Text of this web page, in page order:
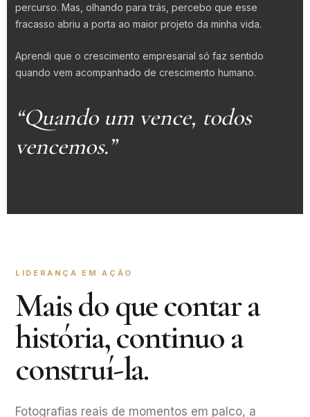
percurso. Mas, olhando para trás, percebo que esse
fracasso abriu a porta ao maior projeto da minha vida.
Aprendi que o crescimento empresarial só faz sentido
quando vem acompanhado de crescimento humano.
“Quando um vence, todos
vencemos.”
LIDERANÇA EM AÇÃO
Mais do que contar a
história, continuo a
construí-la.
Fotografias reais de momentos em palco, a